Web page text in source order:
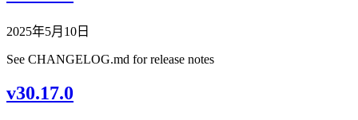
2025年5月10日
See CHANGELOG.md for release notes
v30.17.0